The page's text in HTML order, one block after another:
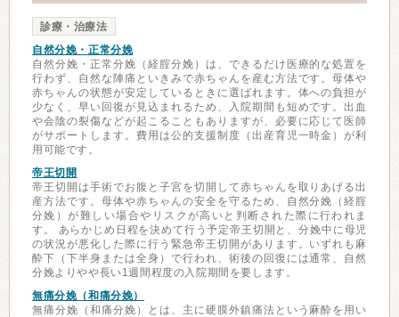
診療・治療法
自然分娩・正常分娩
自然分娩・正常分娩（経腟分娩）は、できるだけ医療的な処置を
行わず、自然な陣痛といきみで赤ちゃんを産む方法です。母体や
赤ちゃんの状態が安定しているときに選ばれます。体への負担が
少なく、早い回復が見込まれるため、入院期間も短めです。出血
や会陰の裂傷などが起こることもありますが、必要に応じて医師
がサポートします。費用は公的支援制度（出産育児一時金）が利
用可能です。
帝王切開
帝王切開は手術でお腹と子宮を切開して赤ちゃんを取りあげる出
産方法です。母体や赤ちゃんの安全を守るため、自然分娩（経腟
分娩）が難しい場合やリスクが高いと判断された際に行われま
す。 あらかじめ日程を決めて行う予定帝王切開と、分娩中に母児
の状況が悪化した際に行う緊急帝王切開があります。いずれも麻
酔下（下半身または全身）で行われ、術後の回復には通常、自然
分娩よりやや長い1週間程度の入院期間を要します。
無痛分娩（和痛分娩）
無痛分娩（和痛分娩）とは、主に硬膜外鎮痛法という麻酔を用い